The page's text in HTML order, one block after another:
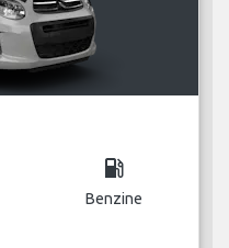
local_gas_station
Benzine